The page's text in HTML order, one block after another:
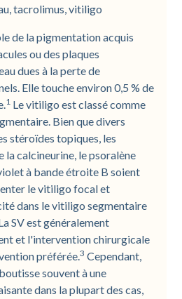
tacrolimus, vitiligo
de la pigmentation acquis
ou des plaques
dues à la perte de
Elle touche environ 0,5 % de
1 Le vitiligo est classé comme
Bien que divers
stéroïdes topiques, les
calcineurine, le psoralène
à bande étroite B soient
le vitiligo focal et
dans le vitiligo segmentaire
SV est généralement
et l'intervention chirurgicale
préférée.3 Cependant,
souvent à une
dans la plupart des cas,